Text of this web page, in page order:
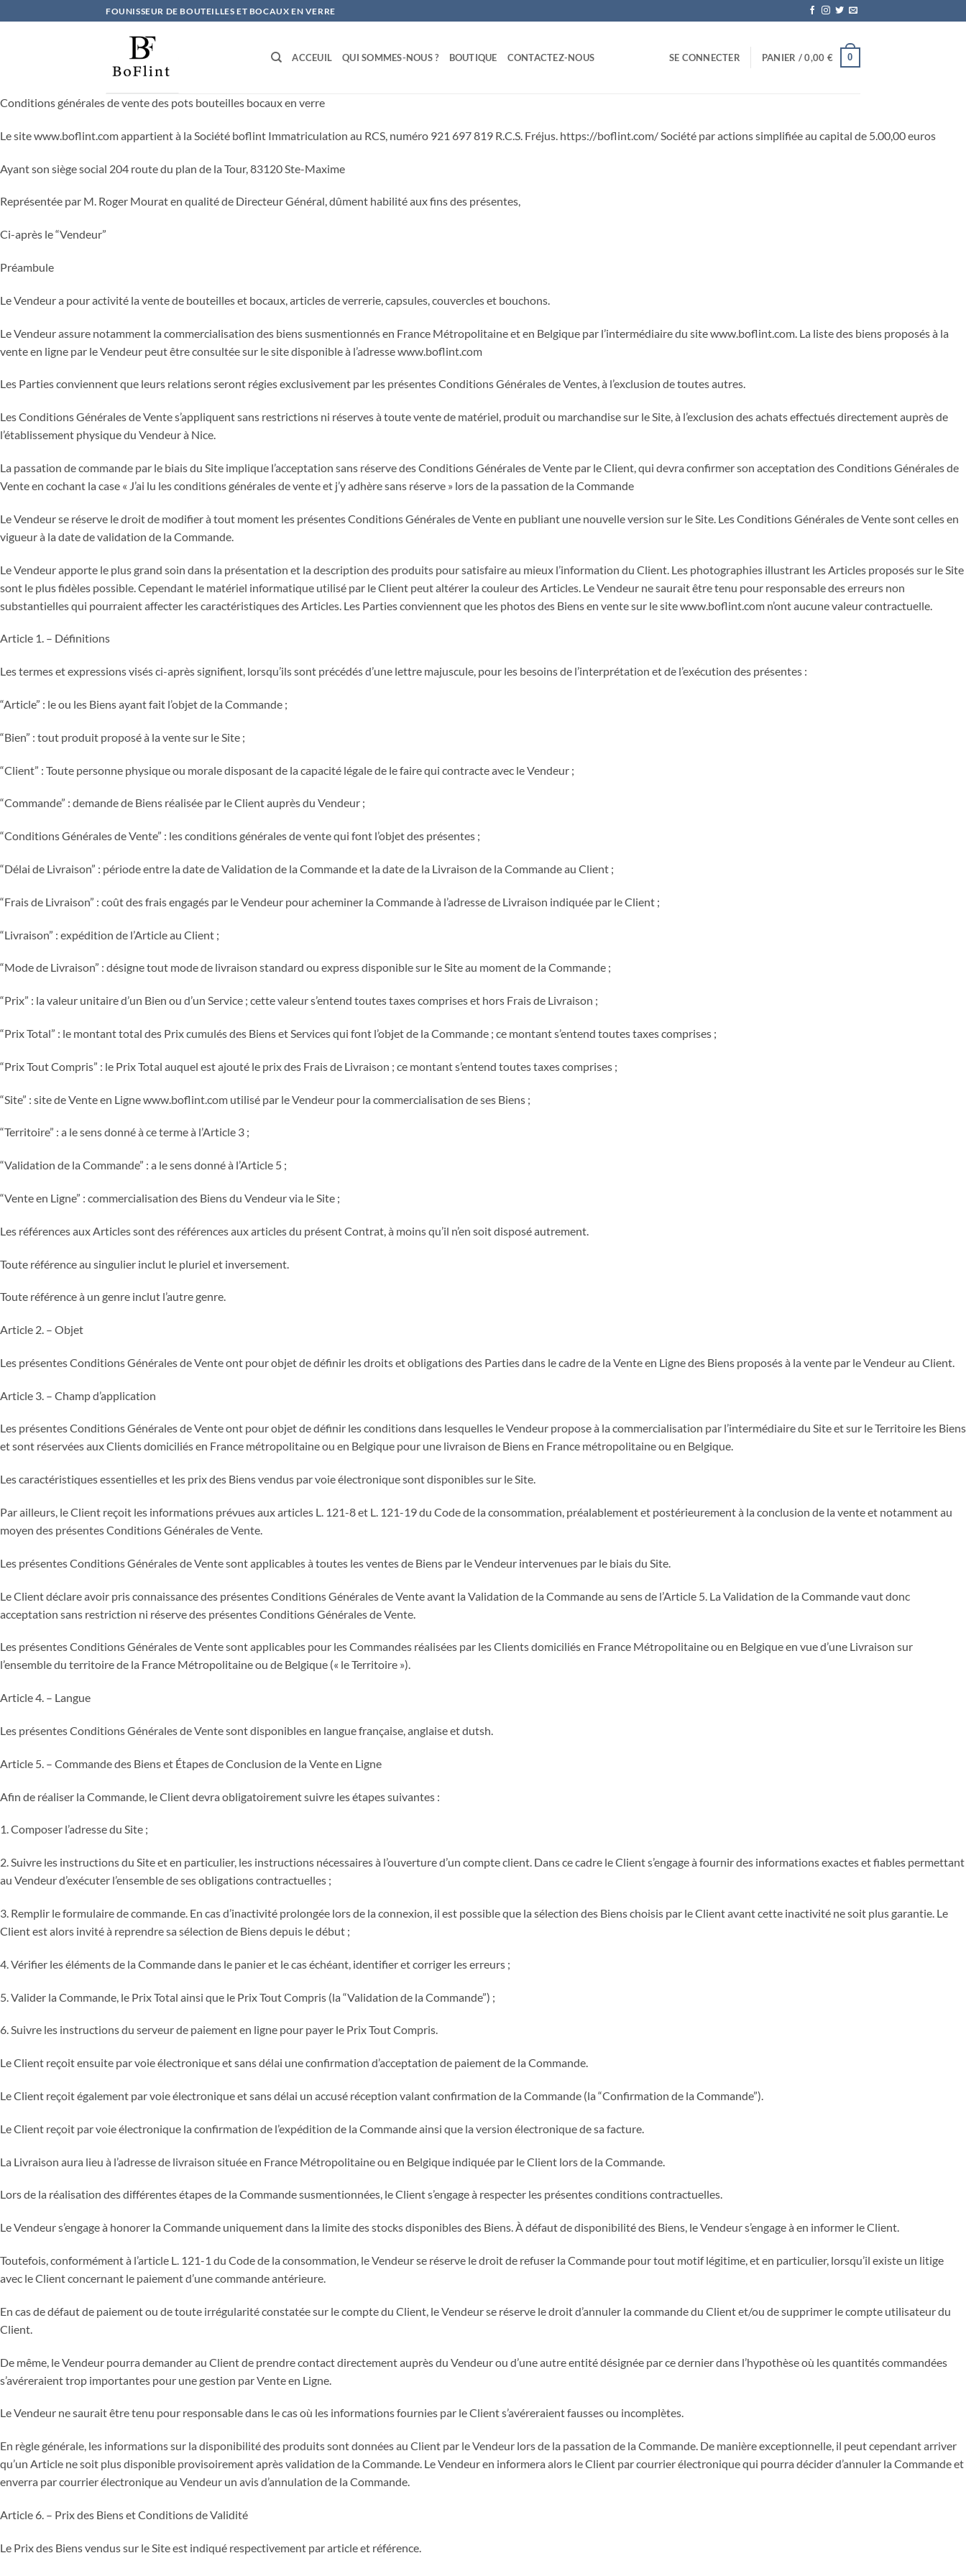
au
FOUNISSEUR DE BOUTEILLES ET BOCAUX EN VERRE
ACCEUIL QUI SOMMES-NOUS ? BOUTIQUE CONTACTEZ-NOUS SE CONNECTER PANIER /0,00 € 0
Conditions générales de vente des pots bouteilles bocaux en verre
Le site www.boflint.com appartient à la Société boflint Immatriculation au RCS, numéro 921 697 819 R.C.S. Fréjus. https://boflint.com/ Société par actions simplifiée au capital de 5.00,00 euros
Ayant son siège social 204 route du plan de la Tour, 83120 Ste-Maxime
Représentée par M. Roger Mourat en qualité de Directeur Général, dûment habilité aux fins des présentes,
Ci-après le “Vendeur”
Préambule
Le Vendeur a pour activité la vente de bouteilles et bocaux, articles de verrerie, capsules, couvercles et bouchons.
Le Vendeur assure notamment la commercialisation des biens susmentionnés en France Métropolitaine et en Belgique par l’intermédiaire du site www.boflint.com. La liste des biens proposés à la
vente en ligne par le Vendeur peut être consultée sur le site disponible à l’adresse www.boflint.com
Les Parties conviennent que leurs relations seront régies exclusivement par les présentes Conditions Générales de Ventes, à l’exclusion de toutes autres.
Les Conditions Générales de Vente s’appliquent sans restrictions ni réserves à toute vente de matériel, produit ou marchandise sur le Site, à l’exclusion des achats effectués directement auprès de
l’établissement physique du Vendeur à Nice.
La passation de commande par le biais du Site implique l’acceptation sans réserve des Conditions Générales de Vente par le Client, qui devra confirmer son acceptation des Conditions Générales de
Vente en cochant la case « J’ai lu les conditions générales de vente et j’y adhère sans réserve » lors de la passation de la Commande
Le Vendeur se réserve le droit de modifier à tout moment les présentes Conditions Générales de Vente en publiant une nouvelle version sur le Site. Les Conditions Générales de Vente sont celles en
vigueur à la date de validation de la Commande.
Le Vendeur apporte le plus grand soin dans la présentation et la description des produits pour satisfaire au mieux l’information du Client. Les photographies illustrant les Articles proposés sur le Site
sont le plus fidèles possible. Cependant le matériel informatique utilisé par le Client peut altérer la couleur des Articles. Le Vendeur ne saurait être tenu pour responsable des erreurs non
substantielles qui pourraient affecter les caractéristiques des Articles. Les Parties conviennent que les photos des Biens en vente sur le site www.boflint.com n’ont aucune valeur contractuelle.
Article 1. – Définitions
Les termes et expressions visés ci-après signifient, lorsqu’ils sont précédés d’une lettre majuscule, pour les besoins de l’interprétation et de l’exécution des présentes :
“Article” : le ou les Biens ayant fait l’objet de la Commande ;
“Bien” : tout produit proposé à la vente sur le Site ;
“Client” : Toute personne physique ou morale disposant de la capacité légale de le faire qui contracte avec le Vendeur ;
“Commande” : demande de Biens réalisée par le Client auprès du Vendeur ;
“Conditions Générales de Vente” : les conditions générales de vente qui font l’objet des présentes ;
“Délai de Livraison” : période entre la date de Validation de la Commande et la date de la Livraison de la Commande au Client ;
“Frais de Livraison” : coût des frais engagés par le Vendeur pour acheminer la Commande à l’adresse de Livraison indiquée par le Client ;
“Livraison” : expédition de l’Article au Client ;
“Mode de Livraison” : désigne tout mode de livraison standard ou express disponible sur le Site au moment de la Commande ;
“Prix” : la valeur unitaire d’un Bien ou d’un Service ; cette valeur s’entend toutes taxes comprises et hors Frais de Livraison ;
“Prix Total” : le montant total des Prix cumulés des Biens et Services qui font l’objet de la Commande ; ce montant s’entend toutes taxes comprises ;
“Prix Tout Compris” : le Prix Total auquel est ajouté le prix des Frais de Livraison ; ce montant s’entend toutes taxes comprises ;
“Site” : site de Vente en Ligne www.boflint.com utilisé par le Vendeur pour la commercialisation de ses Biens ;
“Territoire” : a le sens donné à ce terme à l’Article 3 ;
“Validation de la Commande” : a le sens donné à l’Article 5 ;
“Vente en Ligne” : commercialisation des Biens du Vendeur via le Site ;
Les références aux Articles sont des références aux articles du présent Contrat, à moins qu’il n’en soit disposé autrement.
Toute référence au singulier inclut le pluriel et inversement.
Toute référence à un genre inclut l’autre genre.
Article 2. – Objet
Les présentes Conditions Générales de Vente ont pour objet de définir les droits et obligations des Parties dans le cadre de la Vente en Ligne des Biens proposés à la vente par le Vendeur au Client.
Article 3. – Champ d’application
Les présentes Conditions Générales de Vente ont pour objet de définir les conditions dans lesquelles le Vendeur propose à la commercialisation par l’intermédiaire du Site et sur le Territoire les Biens
et sont réservées aux Clients domiciliés en France métropolitaine ou en Belgique pour une livraison de Biens en France métropolitaine ou en Belgique.
Les caractéristiques essentielles et les prix des Biens vendus par voie électronique sont disponibles sur le Site.
Par ailleurs, le Client reçoit les informations prévues aux articles L. 121-8 et L. 121-19 du Code de la consommation, préalablement et postérieurement à la conclusion de la vente et notamment au
moyen des présentes Conditions Générales de Vente.
Les présentes Conditions Générales de Vente sont applicables à toutes les ventes de Biens par le Vendeur intervenues par le biais du Site.
Le Client déclare avoir pris connaissance des présentes Conditions Générales de Vente avant la Validation de la Commande au sens de l’Article 5. La Validation de la Commande vaut donc
acceptation sans restriction ni réserve des présentes Conditions Générales de Vente.
Les présentes Conditions Générales de Vente sont applicables pour les Commandes réalisées par les Clients domiciliés en France Métropolitaine ou en Belgique en vue d’une Livraison sur
l’ensemble du territoire de la France Métropolitaine ou de Belgique (« le Territoire »).
Article 4. – Langue
Les présentes Conditions Générales de Vente sont disponibles en langue française, anglaise et dutsh.
Article 5. – Commande des Biens et Étapes de Conclusion de la Vente en Ligne
Afin de réaliser la Commande, le Client devra obligatoirement suivre les étapes suivantes :
1. Composer l’adresse du Site ;
2. Suivre les instructions du Site et en particulier, les instructions nécessaires à l’ouverture d’un compte client. Dans ce cadre le Client s’engage à fournir des informations exactes et fiables permettant
au Vendeur d’exécuter l’ensemble de ses obligations contractuelles ;
3. Remplir le formulaire de commande. En cas d’inactivité prolongée lors de la connexion, il est possible que la sélection des Biens choisis par le Client avant cette inactivité ne soit plus garantie. Le
Client est alors invité à reprendre sa sélection de Biens depuis le début ;
4. Vérifier les éléments de la Commande dans le panier et le cas échéant, identifier et corriger les erreurs ;
5. Valider la Commande, le Prix Total ainsi que le Prix Tout Compris (la “Validation de la Commande”) ;
6. Suivre les instructions du serveur de paiement en ligne pour payer le Prix Tout Compris.
Le Client reçoit ensuite par voie électronique et sans délai une confirmation d’acceptation de paiement de la Commande.
Le Client reçoit également par voie électronique et sans délai un accusé réception valant confirmation de la Commande (la “Confirmation de la Commande”).
Le Client reçoit par voie électronique la confirmation de l’expédition de la Commande ainsi que la version électronique de sa facture.
La Livraison aura lieu à l’adresse de livraison située en France Métropolitaine ou en Belgique indiquée par le Client lors de la Commande.
Lors de la réalisation des différentes étapes de la Commande susmentionnées, le Client s’engage à respecter les présentes conditions contractuelles.
Le Vendeur s’engage à honorer la Commande uniquement dans la limite des stocks disponibles des Biens. À défaut de disponibilité des Biens, le Vendeur s’engage à en informer le Client.
Toutefois, conformément à l’article L. 121-1 du Code de la consommation, le Vendeur se réserve le droit de refuser la Commande pour tout motif légitime, et en particulier, lorsqu’il existe un litige
avec le Client concernant le paiement d’une commande antérieure.
En cas de défaut de paiement ou de toute irrégularité constatée sur le compte du Client, le Vendeur se réserve le droit d’annuler la commande du Client et/ou de supprimer le compte utilisateur du
Client.
De même, le Vendeur pourra demander au Client de prendre contact directement auprès du Vendeur ou d’une autre entité désignée par ce dernier dans l’hypothèse où les quantités commandées
s’avéreraient trop importantes pour une gestion par Vente en Ligne.
Le Vendeur ne saurait être tenu pour responsable dans le cas où les informations fournies par le Client s’avéreraient fausses ou incomplètes.
En règle générale, les informations sur la disponibilité des produits sont données au Client par le Vendeur lors de la passation de la Commande. De manière exceptionnelle, il peut cependant arriver
qu’un Article ne soit plus disponible provisoirement après validation de la Commande. Le Vendeur en informera alors le Client par courrier électronique qui pourra décider d’annuler la Commande et
enverra par courrier électronique au Vendeur un avis d’annulation de la Commande.
Article 6. – Prix des Biens et Conditions de Validité
Le Prix des Biens vendus sur le Site est indiqué respectivement par article et référence.